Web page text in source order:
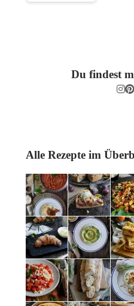
Du findest
Alle Rezepte im